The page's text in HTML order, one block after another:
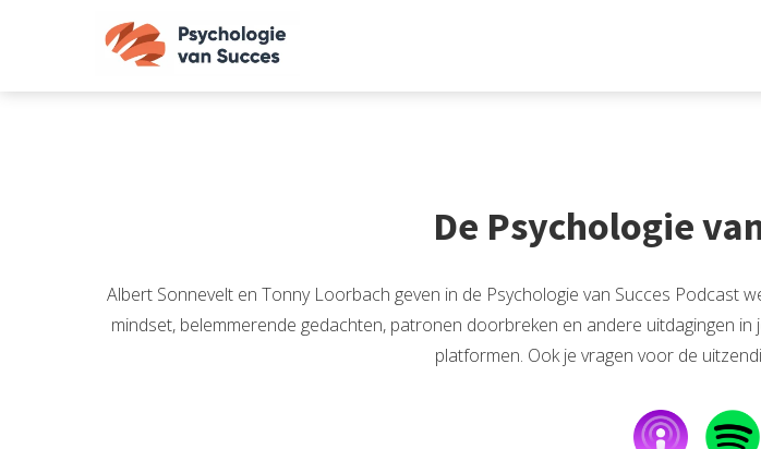
De Psychologie
Albert Sonnevelt en Tonny Loorbach geven in de Psychologie van Succes Podcast
mindset, belemmerende gedachten, patronen doorbreken en andere uitdagingen
platformen. Ook je vragen voor de